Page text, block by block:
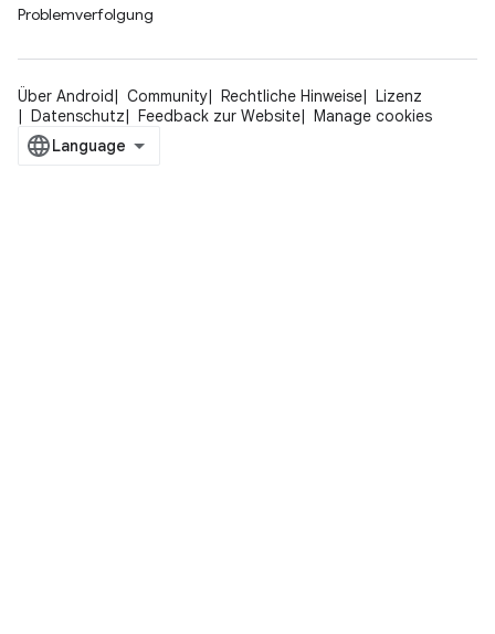
Problemverfolgung
Über Android Community Rechtliche Hinweise
Lizenz
Datenschutz
Feedback zur Website Manage cookies